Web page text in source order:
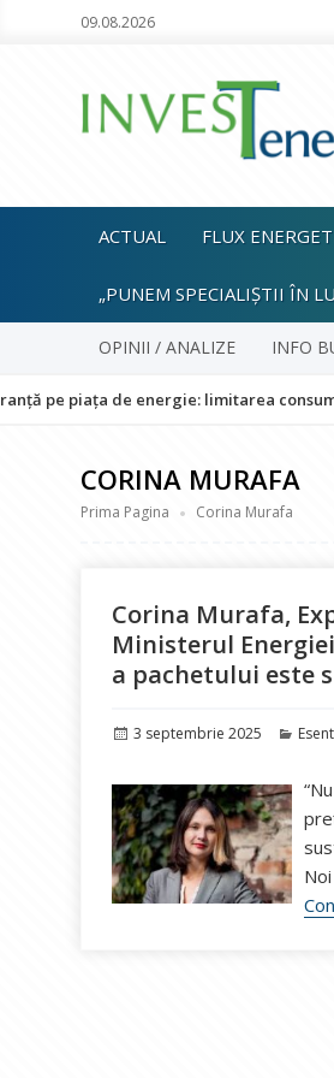
09.08.2026
ACTUAL FLUX
„PUNEM SPECIALIȘTII ÎN
OPINII / ANALIZE INFO
de energie: limitarea consumului,
CORINA MURAFA
Prima Pagina Corina Murafa
Corina Murafa,
Ministerul
a pachetului este
Publicat
3 septembrie 2025